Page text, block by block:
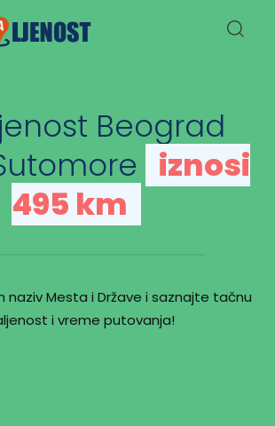
Beograd
iznosi
495 km
naziv Mesta i Države i saznajte tačnu
i vreme putovanja!